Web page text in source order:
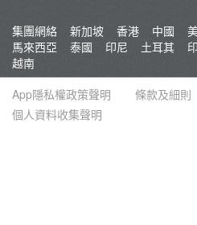
集團網絡 新加坡 香港 中國
馬來西亞
泰國 印尼 土耳其
越南
App隱私權政策聲明
條款及細則
個人資料收集聲明